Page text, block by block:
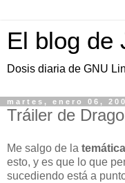
El blog de
Dosis diaria de GNU
martes, enero 06,
Tráiler de
Me salgo de la temática
esto, y es que lo que
sucediendo está a